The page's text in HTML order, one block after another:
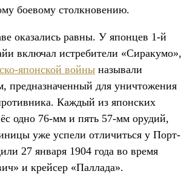
боевому столкновению.
оказались равны. У японцев 1-й
включал истребители «Сиракумо»,
японской войны называли
предназначенный для уничтожения
Каждый из японских
одно 76-мм и пять 57-мм орудий,
уже успели отличиться у Порт-
27 января 1904 года во время
и крейсер «Паллада».